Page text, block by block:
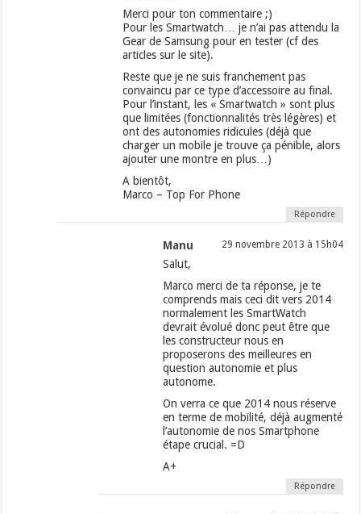
Merci pour ton commentaire ;)
Pour les Smartwatch… je n’ai pas attendu la
Gear de Samsung pour en tester (cf des
articles sur le site).
Reste que je ne suis franchement pas
convaincu par ce type d’accessoire au final.
Pour l’instant, les « Smartwatch » sont plus
que limitées (fonctionnalités très légères) et
ont des autonomies ridicules (déjà que
charger un mobile je trouve ça pénible, alors
ajouter une montre en plus…)
A bientôt,
Marco – Top For Phone
Répondre
Manu 29 novembre 2013 à 15h04
Salut,
Marco merci de ta réponse, je te
comprends mais ceci dit vers 2014
normalement les SmartWatch
devrait évolué donc peut être que
les constructeur nous en
proposerons des meilleures en
question autonomie et plus
autonome.
On verra ce que 2014 nous réserve
en terme de mobilité, déjà augmenté
l’autonomie de nos Smartphone
étape crucial. =D
A+
Répondre